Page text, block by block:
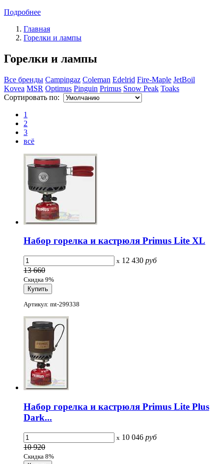
Подробнее
Главная
Горелки и лампы
Горелки и лампы
Все бренды Campingaz Coleman Edelrid Fire-Maple JetBoil
Kovea MSR Optimus Pinguin Primus Snow Peak Toaks
Сортировать по:
1
2
3
всё
Набор горелка и кастрюля Primus Lite XL
x 12 430 руб
13 660
Скидка 9%
Артикул: mt-299338
Набор горелка и кастрюля Primus Lite Plus
Dark...
x 10 046 руб
10 920
Скидка 8%